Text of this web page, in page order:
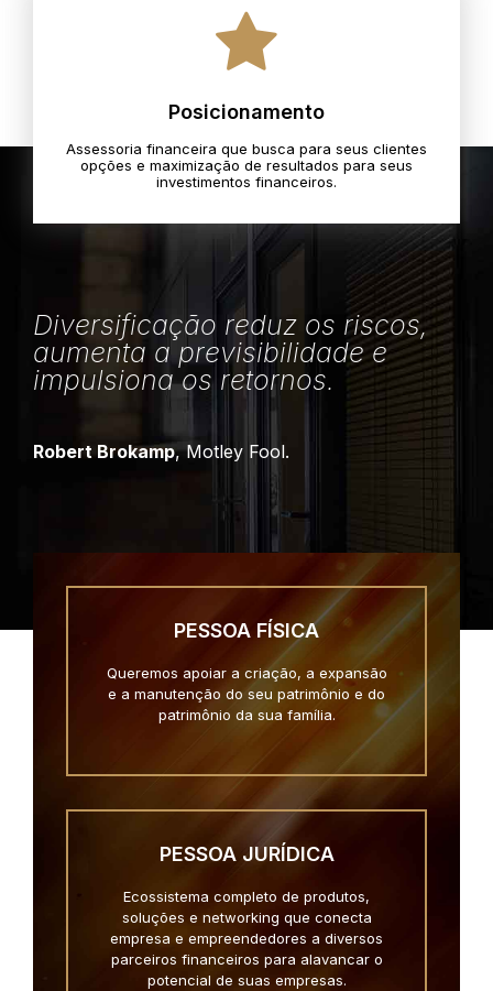
Posicionamento
Assessoria financeira que busca para seus clientes
opções e maximização de resultados para seus
investimentos financeiros.
Diversificação reduz os riscos,
aumenta a previsibilidade e
impulsiona os retornos.
Robert Brokamp, Motley Fool.
PESSOA FÍSICA
Queremos apoiar a criação, a expansão
e a manutenção do seu patrimônio e do
patrimônio da sua família.
PESSOA JURÍDICA
Ecossistema completo de produtos,
soluções e networking que conecta
empresa e empreendedores a diversos
parceiros financeiros para alavancar o
potencial de suas empresas.